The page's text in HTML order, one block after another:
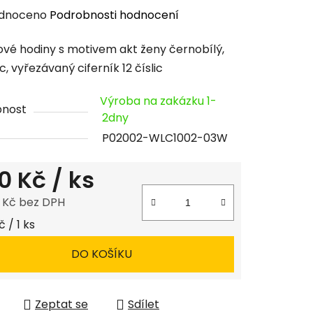
Podrobnosti hodnocení
hodiny s motivem akt ženy černobílý,
vyřezávaný ciferník 12 číslic
Výroba na zakázku 1-
2dny
P02002-WLC1002-03W
Kč / ks
Kč bez DPH
cena:
/ 1 ks
DO KOŠÍKU
Zeptat se Sdílet